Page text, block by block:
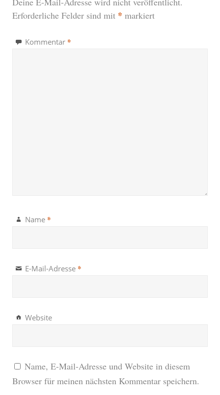
Erforderliche Felder sind mit * markiert
Kommentar *
Name *
E-Mail-Adresse *
Website
Name, E-Mail-Adresse und Website in diesem
Browser für meinen nächsten Kommentar speichern.